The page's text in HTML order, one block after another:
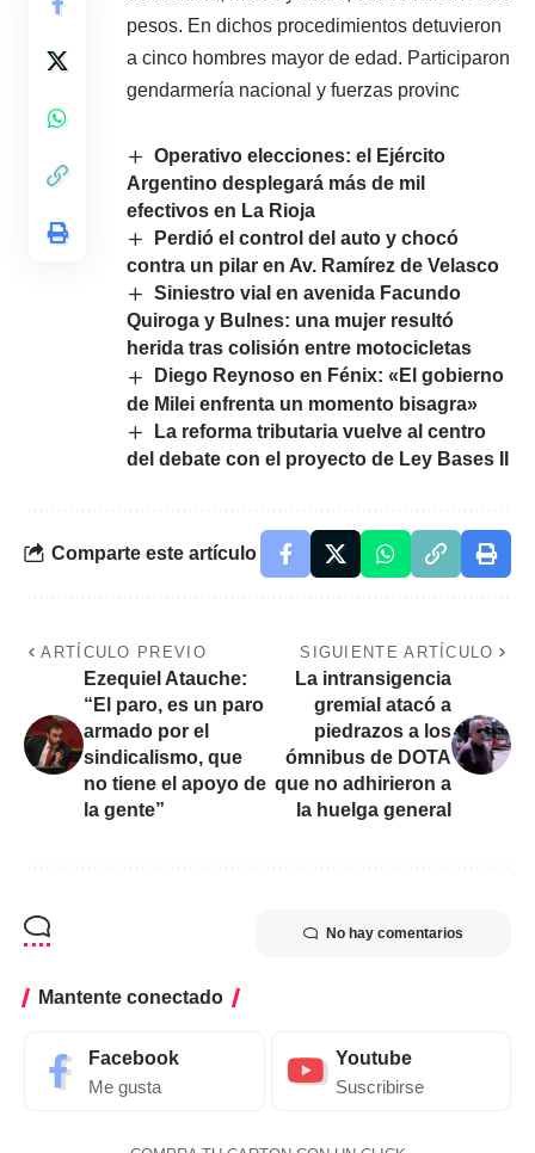
pesos. En dichos procedimientos detuvieron
a cinco hombres mayor de edad. Participaron
gendarmería nacional y fuerzas provinc
Operativo elecciones: el Ejército
Argentino desplegará más de mil
efectivos en La Rioja
Perdió el control del auto y chocó
contra un pilar en Av. Ramírez de Velasco
Siniestro vial en avenida Facundo
Quiroga y Bulnes: una mujer resultó
herida tras colisión entre motocicletas
Diego Reynoso en Fénix: «El gobierno
de Milei enfrenta un momento bisagra»
La reforma tributaria vuelve al centro
del debate con el proyecto de Ley Bases II
Comparte este artículo
ARTÍCULO PREVIO
Ezequiel Atauche:
“El paro, es un paro
armado por el
sindicalismo, que
no tiene el apoyo de
la gente”
SIGUIENTE ARTÍCULO
La intransigencia
gremial atacó a
piedrazos a los
ómnibus de DOTA
que no adhirieron a
la huelga general
No hay comentarios
Mantente conectado
Facebook
Me gusta
Youtube
Suscribirse